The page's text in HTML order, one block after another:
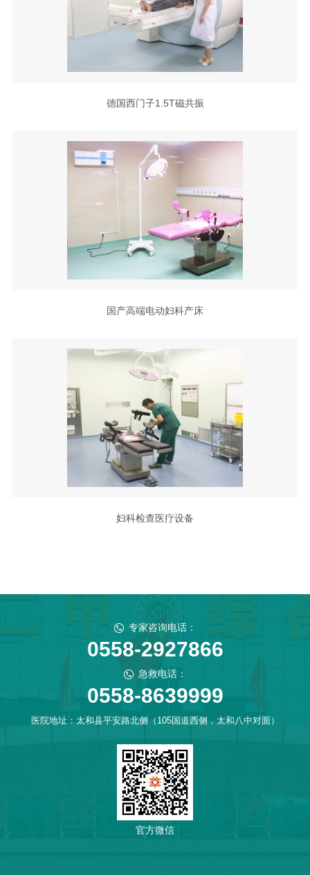
德国西门子1.5T磁共振
国产高端电动妇科产床
妇科检查医疗设备
专家咨询电话：
0558-2927866
急救电话：
0558-8639999
医院地址：太和县平安路北侧（105国道西侧，太和八中对面）
官方微信